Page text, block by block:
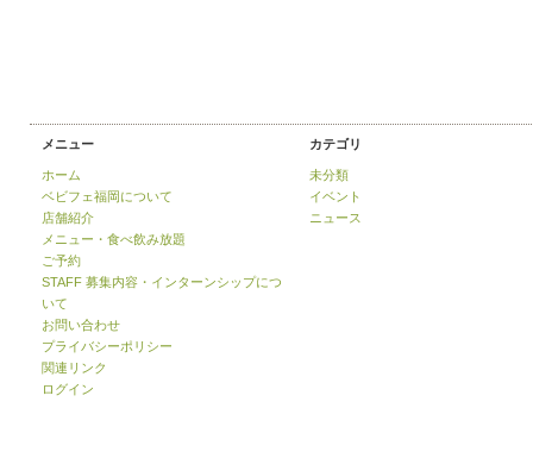
メニュー
ホーム
ベビフェ福岡について
店舗紹介
メニュー・食べ飲み放題
ご予約
STAFF 募集内容・インターンシップにつ
いて
お問い合わせ
プライバシーポリシー
関連リンク
ログイン
カテゴリ
未分類
イベント
ニュース